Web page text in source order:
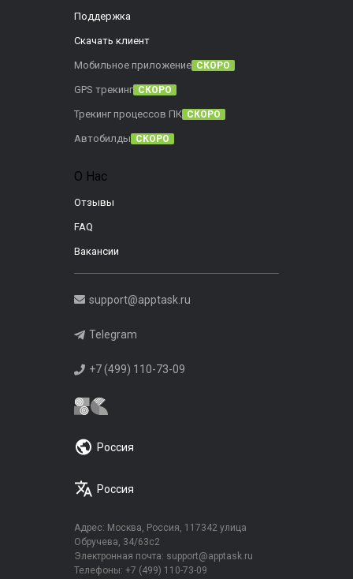
Поддержка
Скачать клиент
Мобильное приложение СКОРО
GPS трекинг СКОРО
Трекинг процессов ПК СКОРО
Автобилды СКОРО
О Нас
Отзывы
FAQ
Вакансии
support@apptask.ru
Telegram
+7 (499) 110-73-09
Россия
Россия
Адрес: Москва, Россия, 117342 улица
Обручева, 34/63с2
Электронная почта: support@apptask.ru
Телефоны: +7 (499) 110-73-09